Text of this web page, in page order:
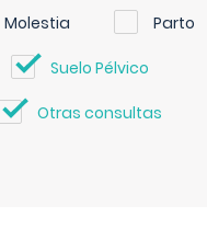
Molestia Parto
Suelo Pélvico
Otras consultas